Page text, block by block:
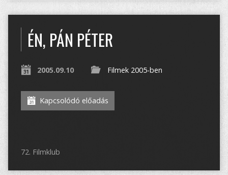
ÉN, PÁN PÉTER
2005.09.10 Filmek 2005-ben
Kapcsolódó előadás
72. Filmklub